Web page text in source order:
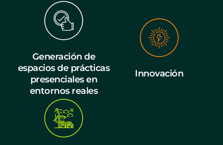
Generación de
espacios de prácticas
presenciales en
entornos reales
Innovación